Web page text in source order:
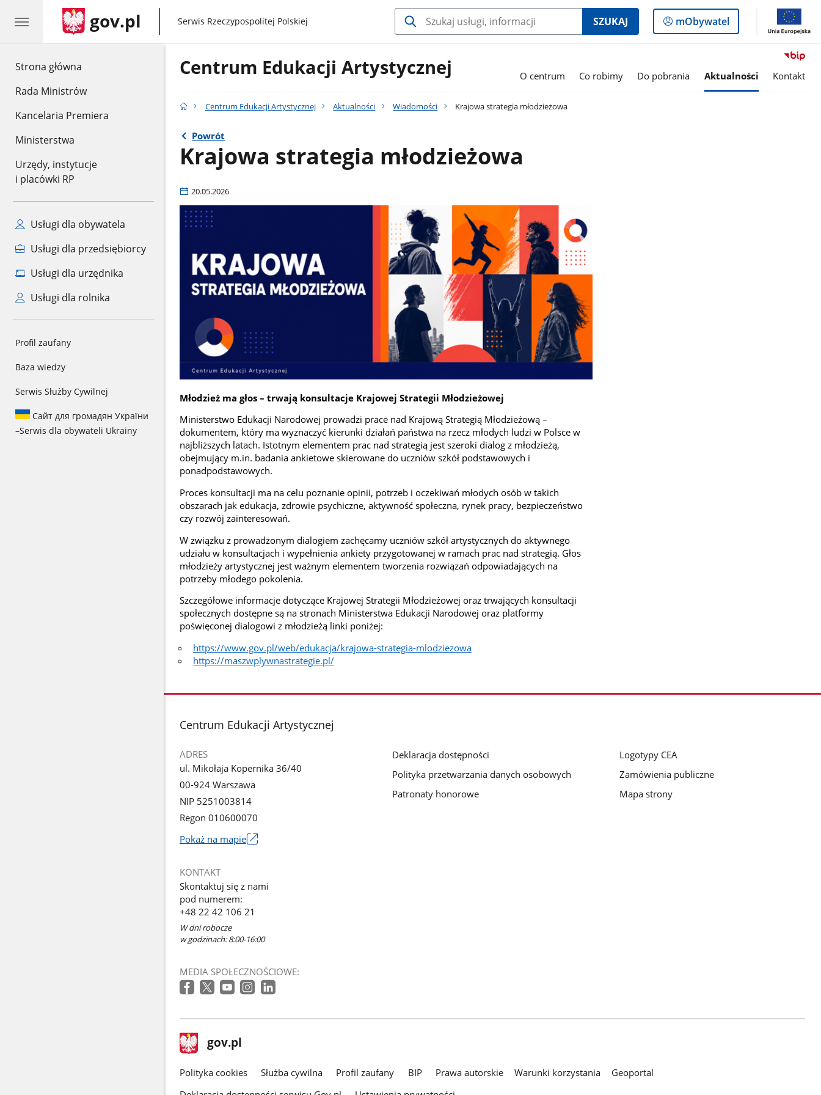
Strona główna
Rada Ministrów
Kancelaria Premiera
Ministerstwa
Urzędy, instytucje
i placówki RP
Usługi dla obywatela
Usługi dla przedsiębiorcy
Usługi dla urzędnika
Usługi dla rolnika
Profil zaufany
Baza wiedzy
Serwis Służby Cywilnej
Сайт для громадян України
–Serwis dla obywateli Ukrainy
gov.pl gov.pl
Serwis Rzeczypospolitej Polskiej SZUKAJ
Logowanie
do
mObywatel
Centrum Edukacji Artystycznej O centrum Co robimy Do pobrania Aktualności Kontakt
Centrum Edukacji Artystycznej Aktualności Wiadomości Krajowa strategia młodzieżowa
Powrót
Krajowa strategia młodzieżowa
20.05.2026
Młodzież ma głos – trwają konsultacje Krajowej Strategii Młodzieżowej
Ministerstwo Edukacji Narodowej prowadzi prace nad Krajową Strategią Młodzieżową –
dokumentem, który ma wyznaczyć kierunki działań państwa na rzecz młodych ludzi w Polsce w
najbliższych latach. Istotnym elementem prac nad strategią jest szeroki dialog z młodzieżą,
obejmujący m.in. badania ankietowe skierowane do uczniów szkół podstawowych i
ponadpodstawowych.
Proces konsultacji ma na celu poznanie opinii, potrzeb i oczekiwań młodych osób w takich
obszarach jak edukacja, zdrowie psychiczne, aktywność społeczna, rynek pracy, bezpieczeństwo
czy rozwój zainteresowań.
W związku z prowadzonym dialogiem zachęcamy uczniów szkół artystycznych do aktywnego
udziału w konsultacjach i wypełnienia ankiety przygotowanej w ramach prac nad strategią. Głos
młodzieży artystycznej jest ważnym elementem tworzenia rozwiązań odpowiadających na
potrzeby młodego pokolenia.
Szczegółowe informacje dotyczące Krajowej Strategii Młodzieżowej oraz trwających konsultacji
społecznych dostępne są na stronach Ministerstwa Edukacji Narodowej oraz platformy
poświęconej dialogowi z młodzieżą linki poniżej:
https://www.gov.pl/web/edukacja/krajowa-strategia-mlodziezowa
https://maszwplywnastrategie.pl/
stopka
Centrum Edukacji Artystycznej
ADRES
ul. Mikołaja Kopernika 36/40
00-924 Warszawa
NIP 5251003814
Regon 010600070
Pokaż na mapie
się
w
nowym
oknie
KONTAKT
Skontaktuj się z nami
pod numerem:
+48 22 42 106 21
W dni robocze
w godzinach: 8:00-16:00
MEDIA SPOŁECZNOŚCIOWE:
Deklaracja dostępności
Polityka przetwarzania danych osobowych
Patronaty honorowe
Logotypy CEA
Zamówienia publiczne
Mapa strony
stopka
gov.pl Strona
gov.pl
gov.pl
Polityka cookies Służba cywilna Profil zaufany BIP Prawa autorskie Warunki korzystania
Geoportal